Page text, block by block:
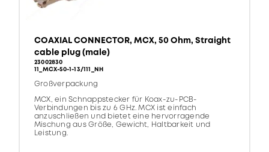
COAXIAL CONNECTOR, MCX, 50 Ohm, Straight
cable plug (male)
23002830
11_MCX-50-1-13/111_NH
Großverpackung
MCX, ein Schnappstecker für Koax-zu-PCB-
Verbindungen bis zu 6 GHz. MCX ist einfach
anzuschließen und bietet eine hervorragende
Mischung aus Größe, Gewicht, Haltbarkeit und
Leistung.